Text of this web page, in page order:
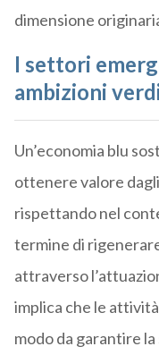
dimensione
I settori
ambizioni
Un’economia blu
ottenere valore
rispettando nel
termine di
attraverso
implica che le
modo da garantire